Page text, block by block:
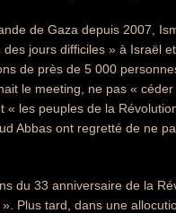
de Gaza depuis 2007,
jours difficiles » à Israël
de près de 5 000
le meeting, ne pas «
les peuples de la
Abbas ont regretté de ne
du 33 anniversaire de la
Plus tard, dans une